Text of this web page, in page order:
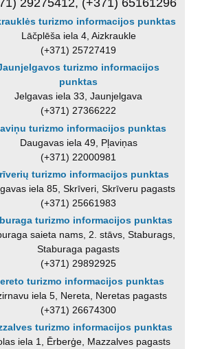
turizmo informacijos punktas
Lāčplēša iela 4, Aizkraukle
(+371) 25727419
turizmo informacijos
punktas
Jelgavas iela 33, Jaunjelgava
(+371) 27366222
turizmo informacijos punktas
Daugavas iela 49, Pļaviņas
(+371) 22000981
turizmo informacijos punktas
iela 85, Skrīveri, Skrīveru pagasts
(+371) 25661983
turizmo informacijos punktas
saieta nams, 2. stāvs, Staburags,
Staburaga pagasts
(+371) 29892925
turizmo informacijos punktas
iela 5, Nereta, Neretas pagasts
(+371) 26674300
turizmo informacijos punktas
iela 1, Ērberģe, Mazzalves pagasts